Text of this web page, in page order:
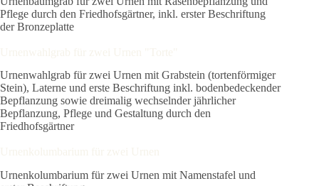
Pflege durch den Friedhofsgärtner, inkl. erster Beschriftung
der Bronzeplatte
Urnenwahlgrab für zwei Urnen mit Grabstein (tortenförmiger
Stein), Laterne und erste Beschriftung inkl. bodenbedeckender
Bepflanzung sowie dreimalig wechselnder jährlicher
Bepflanzung, Pflege und Gestaltung durch den
Friedhofsgärtner
Urnenkolumbarium für zwei Urnen mit Namenstafel und